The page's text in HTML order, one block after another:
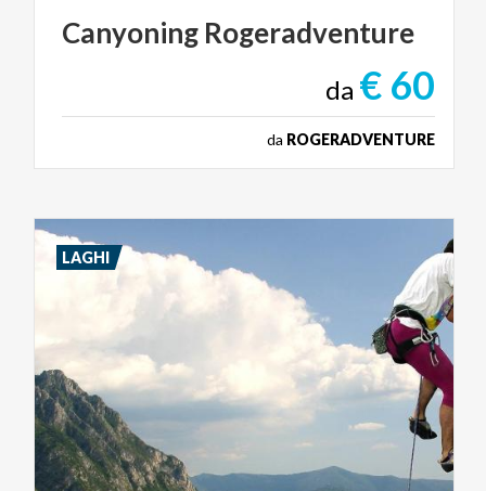
Canyoning Rogeradventure
da € 60
da ROGERADVENTURE
LAGHI